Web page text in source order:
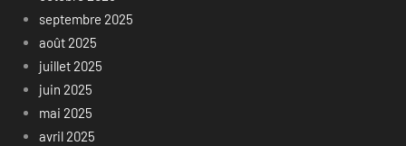
septembre 2025
août 2025
juillet 2025
juin 2025
mai 2025
avril 2025